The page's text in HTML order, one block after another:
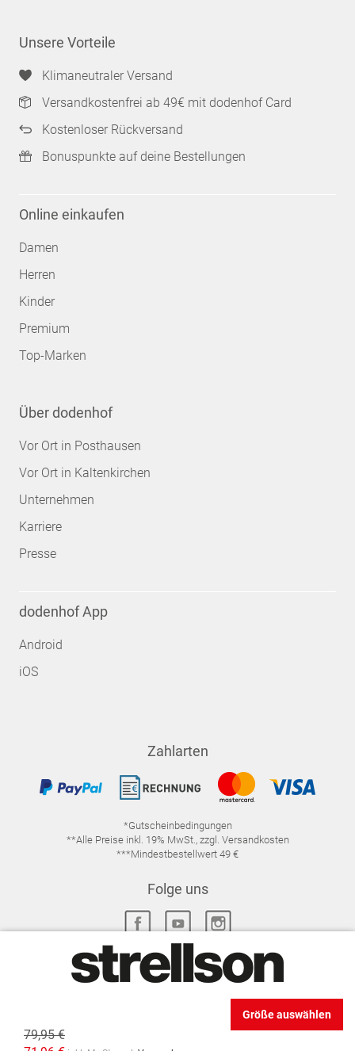
79,95 €
Größe auswählen
Unsere Vorteile
Klimaneutraler Versand
Versandkostenfrei ab 49€ mit dodenhof Card
Kostenloser Rückversand
Bonuspunkte auf deine Bestellungen
Online einkaufen
Damen
Herren
Kinder
Premium
Top-Marken
Über dodenhof
Vor Ort in Posthausen
Vor Ort in Kaltenkirchen
Unternehmen
Karriere
Presse
dodenhof App
Android
iOS
Zahlarten
*Gutscheinbedingungen
**Alle Preise inkl. 19% MwSt., zzgl. Versandkosten
***Mindestbestellwert 49 €
Folge uns
DATENSCHUTZ-EINSTELLUNGEN
WIDERRUFSRECHT